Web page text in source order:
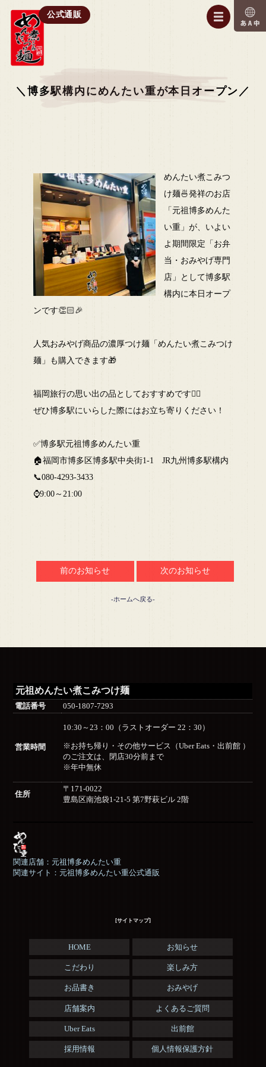
公式通販
＼博多駅構内にめんたい重が本日オープン／
めんたい煮こみつ
け麺🍜発祥のお店
「元祖博多めんた
い重」が、いよい
よ期間限定「お弁
当・おみやげ専門
店」として博多駅
構内に本日オープ
ンです👏🏻🎉
人気おみやげ商品の濃厚つけ麺「めんたい煮こみつけ
麺」も購入できます🎁
福岡旅行の思い出の品としておすすめです🙆‍♀️
ぜひ博多駅にいらした際にはお立ち寄りください！
✅博多駅元祖博多めんたい重
🏠福岡市博多区博多駅中央街1-1 JR九州博多駅構内
📞080-4293-3433
⌚9:00～21:00
前のお知らせ 次のお知らせ
-ホームへ戻る-
元祖めんたい煮こみつけ麺
電話番号 050-1807-7293
営業時間
10:30～23：00（ラストオーダー 22：30）
※お持ち帰り・その他サービス（Uber Eats・出前館 ）
のご注文は、閉店30分前まで
※年中無休
住所
〒171-0022
豊島区南池袋1-21-5 第7野萩ビル 2階
関連店舗：元祖博多めんたい重
関連サイト：元祖博多めんたい重公式通販
[サイトマップ]
HOME お知らせ
こだわり 楽しみ方
お品書き おみやげ
店舗案内 よくあるご質問
Uber Eats 出前館
採用情報 個人情報保護方針